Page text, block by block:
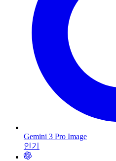
Gemini 3 Pro Image
인기